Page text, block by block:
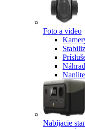
Foto a video
Nanlite
Nabíjacie